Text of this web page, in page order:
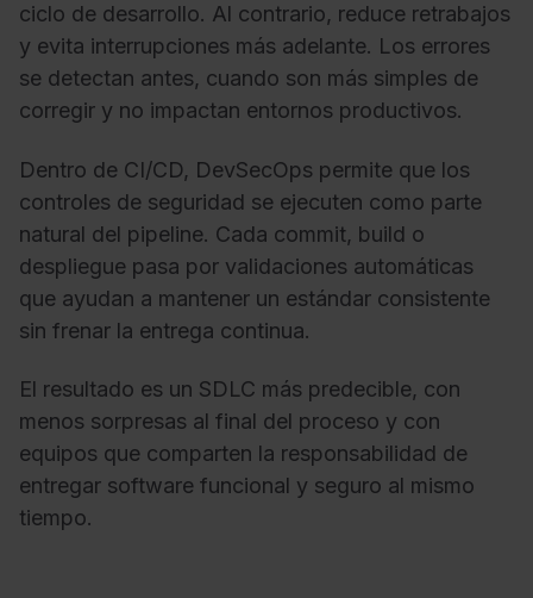
ciclo de desarrollo. Al contrario, reduce retrabajos
y evita interrupciones más adelante. Los errores
se detectan antes, cuando son más simples de
corregir y no impactan entornos productivos.
Dentro de CI/CD, DevSecOps permite que los
controles de seguridad se ejecuten como parte
natural del pipeline. Cada commit, build o
despliegue pasa por validaciones automáticas
que ayudan a mantener un estándar consistente
sin frenar la entrega continua.
El resultado es un SDLC más predecible, con
menos sorpresas al final del proceso y con
equipos que comparten la responsabilidad de
entregar software funcional y seguro al mismo
tiempo.